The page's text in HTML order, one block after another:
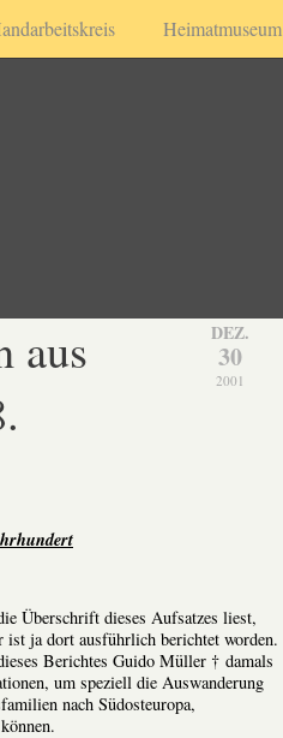
Heimatmuseum
DEZ.
30
2001
aus
Überschrift dieses Aufsatzes liest,
ja dort ausführlich berichtet worden.
Berichtes Guido Müller † damals
um speziell die Auswanderung
nach Südosteuropa,